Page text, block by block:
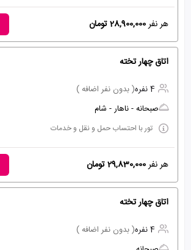
هر نفر28,900,000 تومان
اتاق چهار تخته
4 نفره
( بدون نفر اضافه )
صبحانه - ناهار - شام
تور با احتساب حمل و نقل و خدمات
هر نفر29,830,000 تومان
اتاق چهار تخته
4 نفره
( بدون نفر اضافه )